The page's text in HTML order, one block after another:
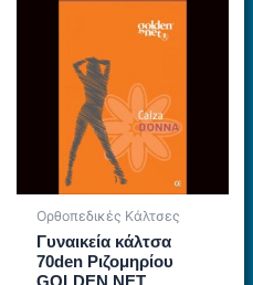
παραλλαγές.
Οι
μπορούν
να
επιλεγούν
στη
σελίδα
του
προϊόντος
Ορθοπεδικές Κάλτσες
Γυναικεία κάλτσα
70den Ριζομηρίου